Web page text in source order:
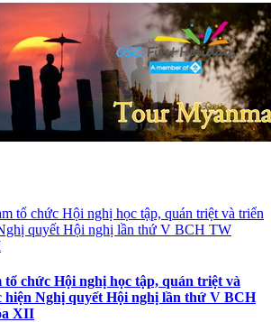
tổ chức Hội nghị học tập, quán triệt và
Nghị quyết Hội nghị lần thứ V BCH
XII